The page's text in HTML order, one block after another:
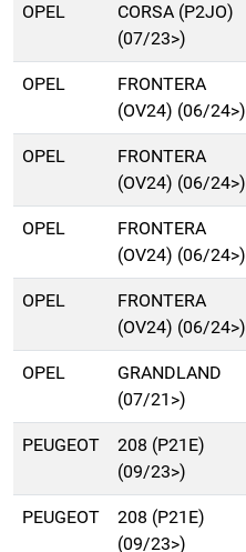
OPEL
CORSA (P2JO)
(07/23>)
OPEL
FRONTERA
(OV24) (06/24>)
OPEL
FRONTERA
(OV24) (06/24>)
OPEL
FRONTERA
(OV24) (06/24>)
OPEL
FRONTERA
(OV24) (06/24>)
OPEL
GRANDLAND
(07/21>)
PEUGEOT
208 (P21E)
(09/23>)
PEUGEOT
208 (P21E)
(09/23>)